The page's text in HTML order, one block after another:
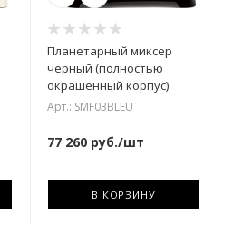
Планетарный миксер
черный (полностью
окрашенный корпус)
Арт.: SMF03BLEU
77 260руб./шт
В КОРЗИНУ